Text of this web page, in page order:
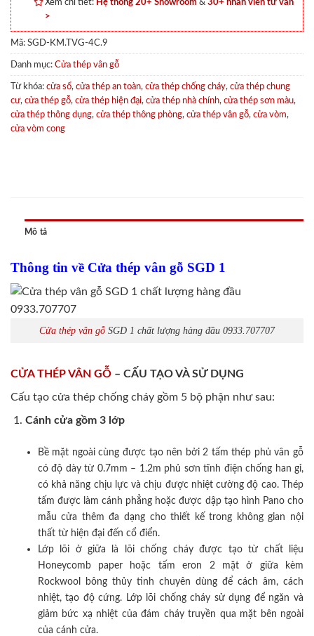
Xem chi tiết: Hệ thống 20+ Showroom & 30+ nhân viên tư vấn
>
Mã: SGD-KM.TVG-4C.9
Danh mục: Cửa thép vân gỗ
Từ khóa: cửa sổ, cửa thép an toàn, cửa thép chống cháy, cửa thép chung
cư, cửa thép gỗ, cửa thép hiện đại, cửa thép nhà chính, cửa thép sơn màu,
cửa thép thông dụng, cửa thép thông phòng, cửa thép vân gỗ, cửa vòm,
cửa vòm cong
Mô tả
Thông tin về Cửa thép vân gỗ SGD 1
Cửa thép vân gỗ SGD 1 chất lượng hàng đầu 0933.707707
CỬA THÉP VÂN GỖ – CẤU TẠO VÀ SỬ DỤNG
Cấu tạo cửa thép chống cháy gồm 5 bộ phận như sau:
Cánh cửa gồm 3 lớp
Bề mặt ngoài cùng được tạo nên bởi 2 tấm thép phủ vân gỗ
có độ dày từ 0.7mm – 1.2m phủ sơn tĩnh điện chống han gỉ,
có khả năng chịu lực và chịu được nhiệt cường độ cao. Thép
tấm được làm cánh phẳng hoặc được dập tạo hình Pano cho
mẫu cửa thêm đa dạng cho thiết kế trong không gian nội
thất từ hiện đại đến cổ điển.
Lớp lõi ở giữa là lõi chống cháy được tạo từ chất liệu
Honeycomb paper hoặc tấm eron 2 mặt ở giữa kèm
Rockwool bông thủy tinh chuyên dùng để cách âm, cách
nhiệt, tạo độ cứng. Lớp lõi chống cháy sử dụng để ngăn và
giảm bức xạ nhiệt của đám cháy truyền qua mặt bên ngoài
của cánh cửa.